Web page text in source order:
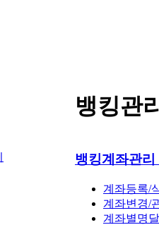
뱅킹관
뱅킹계좌관리
계좌등록/
계좌변경/
계좌별명